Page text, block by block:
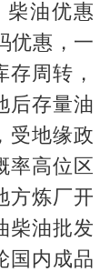
柴油优惠
优惠，一
周转，
后存量油
受地缘政
率高位区
方炼厂开
柴油批发
国内成品